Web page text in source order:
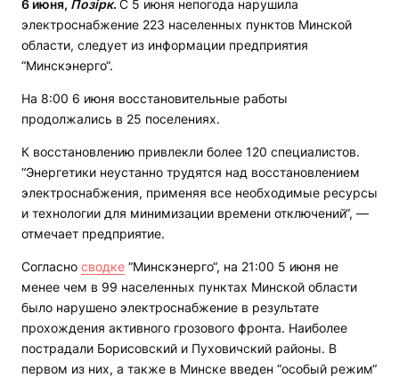
6 июня, Позірк. С 5 июня непогода нарушила
электроснабжение 223 населенных пунктов Минской
области, следует из информации предприятия
“Минскэнерго“.
На 8:00 6 июня восстановительные работы
продолжались в 25 поселениях.
К восстановлению привлекли более 120 специалистов.
“Энергетики неустанно трудятся над восстановлением
электроснабжения, применяя все необходимые ресурсы
и технологии для минимизации времени отключений“, —
отмечает предприятие.
Согласно сводке “Минскэнерго“, на 21:00 5 июня не
менее чем в 99 населенных пунктах Минской области
было нарушено электроснабжение в результате
прохождения активного грозового фронта. Наиболее
пострадали Борисовский и Пуховичский районы. В
первом из них, а также в Минске введен “особый режим“